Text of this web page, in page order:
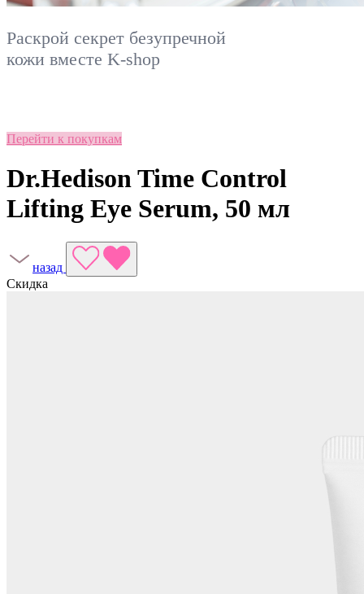
Раскрой секрет безупречной
кожи вместе K-shop
Перейти к покупкам
Dr.Hedison Time Control
Lifting Eye Serum, 50 мл
назад
Скидка